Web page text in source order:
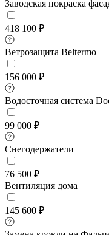
Заводская покраска
418 100 ₽
Ветрозащита Beltermo
156 000 ₽
Водосточная система
99 000 ₽
Снегодержатели
76 500 ₽
Вентиляция дома
145 600 ₽